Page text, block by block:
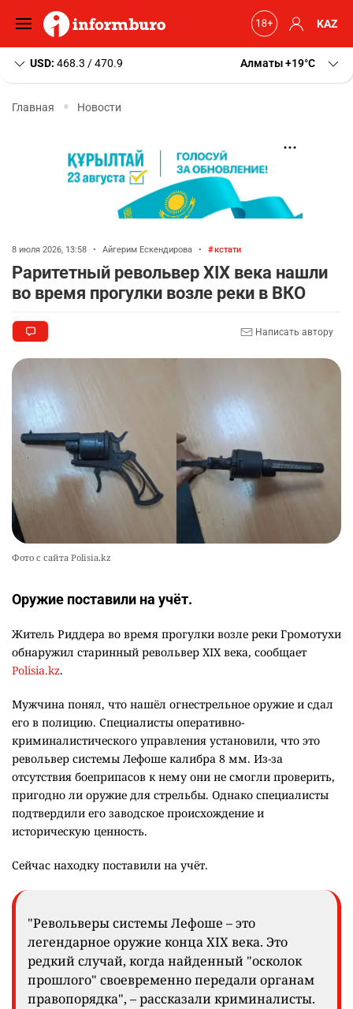
KAZ
USD: 468.3 / 470.9 Алматы+19 C
Главная Новости
8 июля 2026, 13:58 • Айгерим Ескендирова • кстати
Раритетный револьвер XIX века нашли
во время прогулки возле реки в ВКО
Написать автору
Фото с сайта Polisia.kz
Оружие поставили на учёт.
Житель Риддера во время прогулки возле реки Громотухи
обнаружил старинный револьвер XIX века, сообщает
Polisia.kz.
Мужчина понял, что нашёл огнестрельное оружие и сдал
его в полицию. Специалисты оперативно-
криминалистического управления установили, что это
револьвер системы Лефоше калибра 8 мм. Из-за
отсутствия боеприпасов к нему они не смогли проверить,
пригодно ли оружие для стрельбы. Однако специалисты
подтвердили его заводское происхождение и
историческую ценность.
Сейчас находку поставили на учёт.
"Револьверы системы Лефоше – это
легендарное оружие конца XIX века. Это
редкий случай, когда найденный "осколок
прошлого" своевременно передали органам
правопорядка", – рассказали криминалисты.